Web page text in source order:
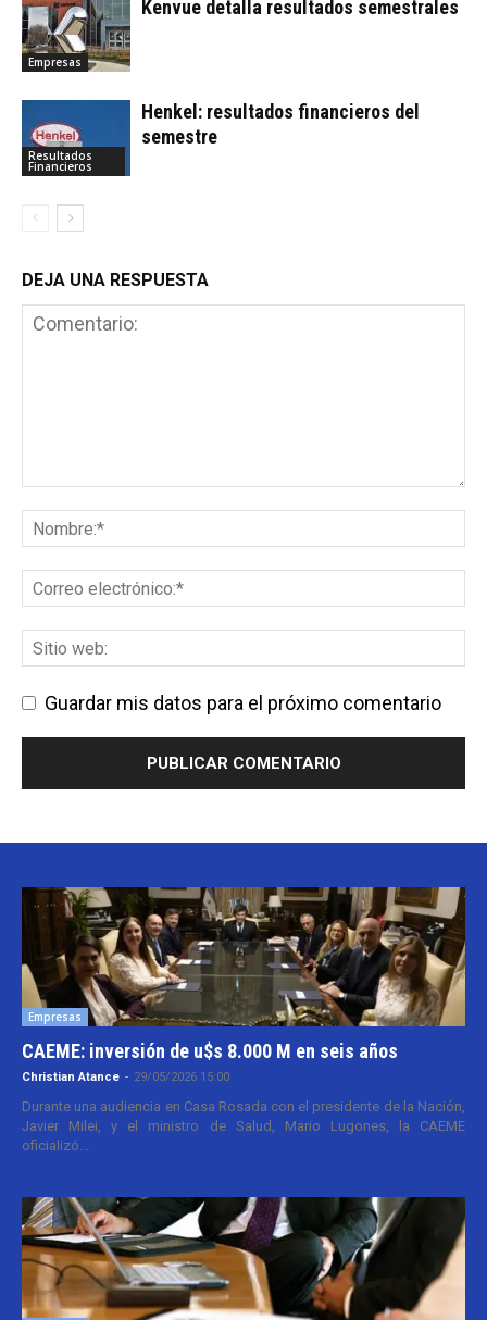
Empresas
Kenvue detalla resultados semestrales
Resultados
Financieros
Henkel: resultados financieros del
semestre
DEJA UNA RESPUESTA
Guardar mis datos para el próximo comentario
Empresas
CAEME: inversión de u$s 8.000 M en seis años
Christian Atance - 29/05/2026 15:00
Durante una audiencia en Casa Rosada con el presidente de la Nación,
Javier Milei, y el ministro de Salud, Mario Lugones, la CAEME
oficializó...